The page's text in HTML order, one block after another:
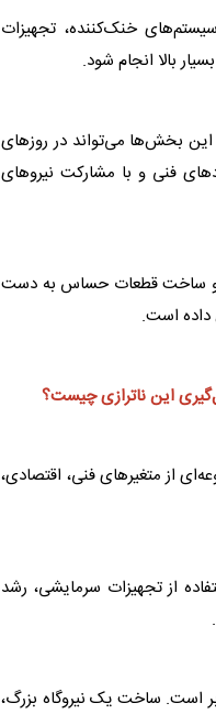
سیستم‌های خنک‌کننده، تجهیزات
بالا انجام شود.
این بخش‌ها می‌تواند در روزهای
فنی و با مشارکت نیروهای
و ساخت قطعات حساس به دست
داده است.
این ناترازی چیست؟
از متغیرهای فنی، اقتصادی،
از تجهیزات سرمایشی، رشد
است. ساخت یک نیروگاه بزرگ،